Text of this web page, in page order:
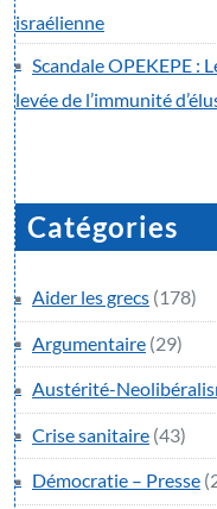
israélienne
Scandale OPEKEPE :
levée de l’immunité
Catégories
Aider les grecs (178)
Argumentaire (29)
Austérité-
Crise sanitaire (43)
Démocratie – Presse